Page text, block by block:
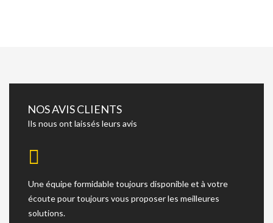
NOS AVIS CLIENTS
Ils nous ont laissés leurs avis
Une équipe formidable toujours disponible et à votre
écoute pour toujours vous proposer les meilleures
solutions.